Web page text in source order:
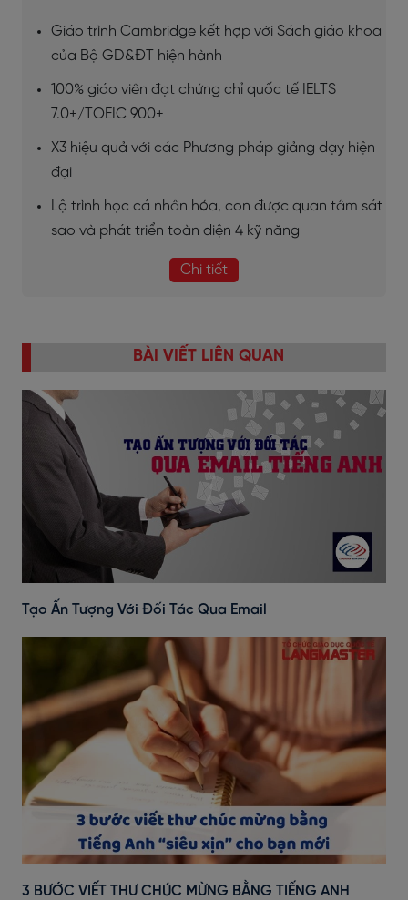
Giáo trình Cambridge kết hợp với Sách giáo khoa
của Bộ GD&ĐT hiện hành
100% giáo viên đạt chứng chỉ quốc tế IELTS
7.0+/TOEIC 900+
X3 hiệu quả với các Phương pháp giảng dạy hiện
đại
Lộ trình học cá nhân hóa, con được quan tâm sát
sao và phát triển toàn diện 4 kỹ năng
Chi tiết
BÀI VIẾT LIÊN QUAN
Tạo Ấn Tượng Với Đối Tác Qua Email
3 BƯỚC VIẾT THƯ CHÚC MỪNG BẰNG TIẾNG ANH